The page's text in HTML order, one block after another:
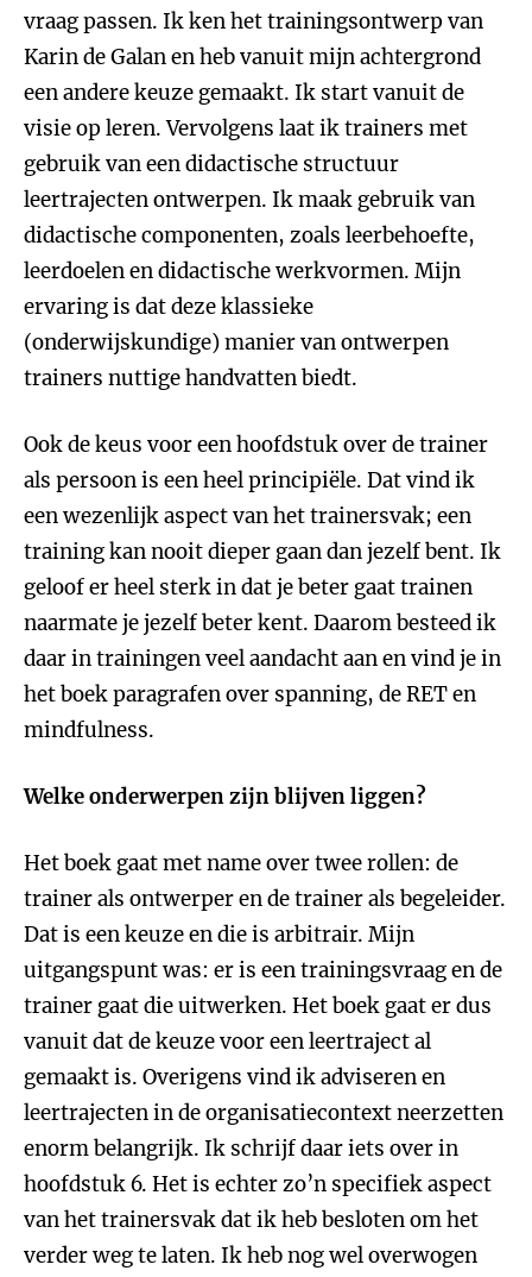
vraag passen. Ik ken het trainingsontwerp van
Karin de Galan en heb vanuit mijn achtergrond
een andere keuze gemaakt. Ik start vanuit de
visie op leren. Vervolgens laat ik trainers met
gebruik van een didactische structuur
leertrajecten ontwerpen. Ik maak gebruik van
didactische componenten, zoals leerbehoefte,
leerdoelen en didactische werkvormen. Mijn
ervaring is dat deze klassieke
(onderwijskundige) manier van ontwerpen
trainers nuttige handvatten biedt.
Ook de keus voor een hoofdstuk over de trainer
als persoon is een heel principiële. Dat vind ik
een wezenlijk aspect van het trainersvak; een
training kan nooit dieper gaan dan jezelf bent. Ik
geloof er heel sterk in dat je beter gaat trainen
naarmate je jezelf beter kent. Daarom besteed ik
daar in trainingen veel aandacht aan en vind je in
het boek paragrafen over spanning, de RET en
mindfulness.
Welke onderwerpen zijn blijven liggen?
Het boek gaat met name over twee rollen: de
trainer als ontwerper en de trainer als begeleider.
Dat is een keuze en die is arbitrair. Mijn
uitgangspunt was: er is een trainingsvraag en de
trainer gaat die uitwerken. Het boek gaat er dus
vanuit dat de keuze voor een leertraject al
gemaakt is. Overigens vind ik adviseren en
leertrajecten in de organisatiecontext neerzetten
enorm belangrijk. Ik schrijf daar iets over in
hoofdstuk 6. Het is echter zo’n specifiek aspect
van het trainersvak dat ik heb besloten om het
verder weg te laten. Ik heb nog wel overwogen